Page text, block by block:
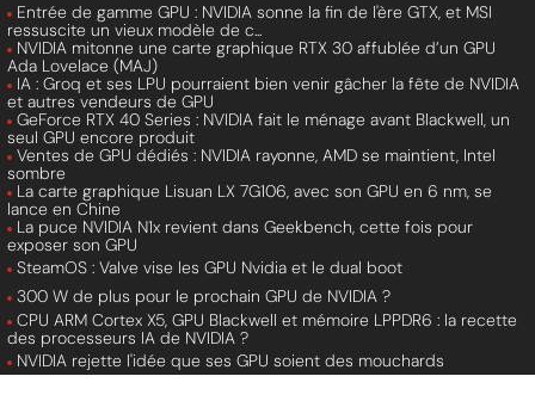
Entrée de gamme GPU : NVIDIA sonne la fin de l'ère GTX, et MSI
ressuscite un vieux modèle de c...
NVIDIA mitonne une carte graphique RTX 30 affublée d’un GPU
Ada Lovelace (MAJ)
IA : Groq et ses LPU pourraient bien venir gâcher la fête de NVIDIA
et autres vendeurs de GPU
GeForce RTX 40 Series : NVIDIA fait le ménage avant Blackwell, un
seul GPU encore produit
Ventes de GPU dédiés : NVIDIA rayonne, AMD se maintient, Intel
sombre
La carte graphique Lisuan LX 7G106, avec son GPU en 6 nm, se
lance en Chine
La puce NVIDIA N1x revient dans Geekbench, cette fois pour
exposer son GPU
SteamOS : Valve vise les GPU Nvidia et le dual boot
300 W de plus pour le prochain GPU de NVIDIA ?
CPU ARM Cortex X5, GPU Blackwell et mémoire LPPDR6 : la recette
des processeurs IA de NVIDIA ?
NVIDIA rejette l'idée que ses GPU soient des mouchards